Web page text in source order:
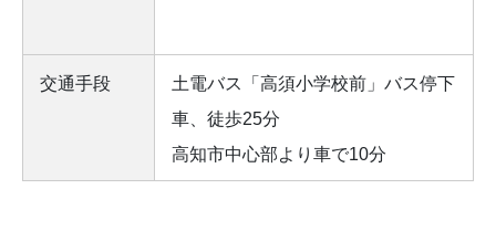
交通手段
土電バス「高須小学校前」バス停下
車、徒歩25分
高知市中心部より車で10分